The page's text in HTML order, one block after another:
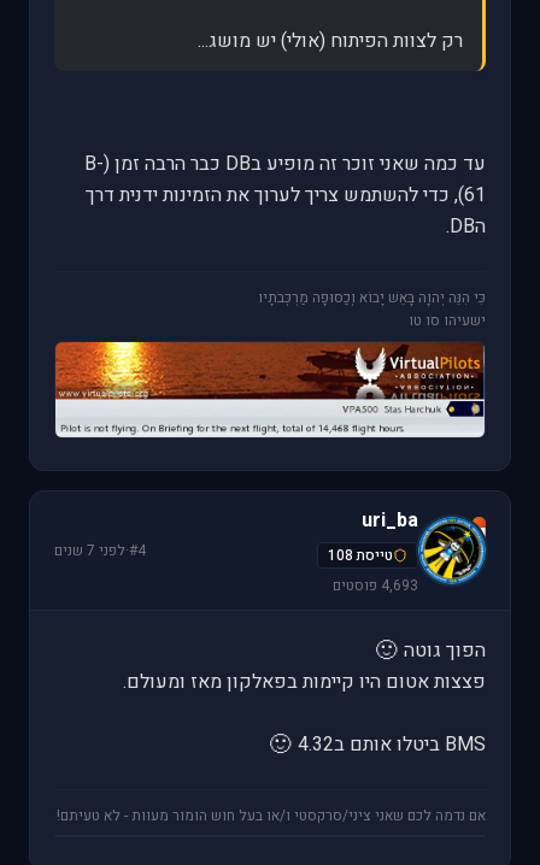
רק לצוות הפיתוח (אולי) יש מושג...
עד כמה שאני זוכר זה מופיע בDB כבר הרבה זמן (B-
61), כדי להשתמש צריך לערוך את הזמינות ידנית דרך
הDB.
כִּי הִנֵּה יְהוָה בָּאֵשׁ יָבוֹא וְכַסּוּפָה מַרְכְּבֹתָיו
ישעיהו סו טו
u
uri_ba
טייסת 108
4,693 פוסטים
#4
·לפני 7 שנים
הפוך גוטה 🙂
פצצות אטום היו קיימות בפאלקון מאז ומעולם.
BMS ביטלו אותם ב4.32 🙂
אם נדמה לכם שאני ציני/סרקסטי ו/או בעל חוש הומור מעוות - לא טעיתם!